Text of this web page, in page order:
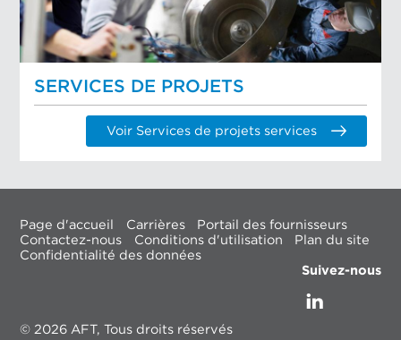
SERVICES DE PROJETS
Voir Services de projets services
Page d'accueil Carrières
Portail des fournisseurs
Contactez-nous
Conditions d'utilisation
Plan du site
Confidentialité des données
Suivez-nous
© 2026 AFT, Tous droits réservés